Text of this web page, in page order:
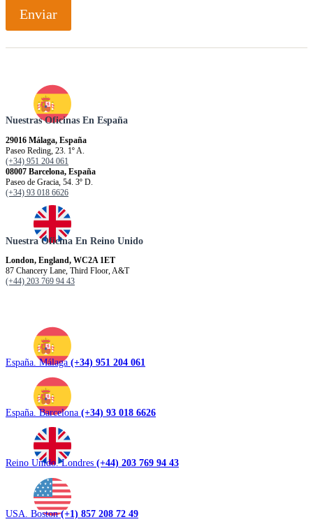
Enviar
Nuestras Oficinas En España
29016 Málaga, España
Paseo Reding, 23. 1º A.
(+34) 951 204 061
08007 Barcelona, España
Paseo de Gracia, 54. 3º D.
(+34) 93 018 6626
Nuestra Oficina En Reino Unido
London, England, WC2A 1ET
87 Chancery Lane, Third Floor, A&T
(+44) 203 769 94 43
España. Málaga (+34) 951 204 061
España. Barcelona (+34) 93 018 6626
Reino Unido. Londres (+44) 203 769 94 43
USA. Boston(+1) 857 208 72 49